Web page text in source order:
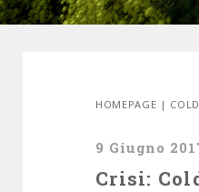
HOMEPAGE |
9 Giugno
Crisi: